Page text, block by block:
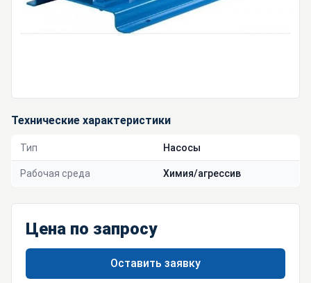
Технические характеристики
Тип Насосы
Рабочая среда Химия/агрессив
Цена по запросу
Оставить заявку